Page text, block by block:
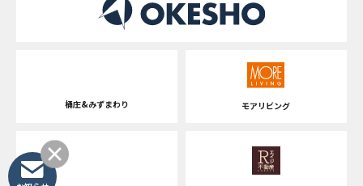
桶庄&みずまわり モアリビング